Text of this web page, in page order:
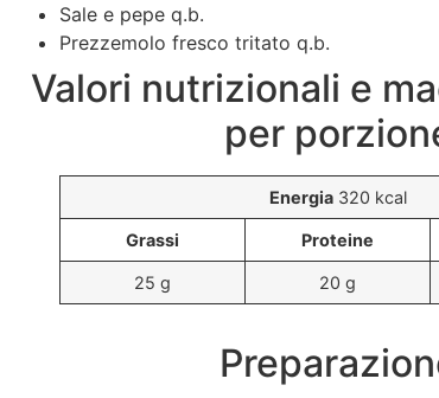
Sale e pepe q.b.
Prezzemolo fresco tritato q.b.
Valori nutrizionali e
per
Energia 320 kcal
Grassi Proteine
25 g 20 g